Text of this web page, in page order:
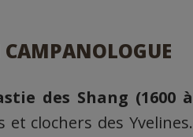
CAMPANOLOGUE
des Shang (1600 à
clochers des Yvelines.